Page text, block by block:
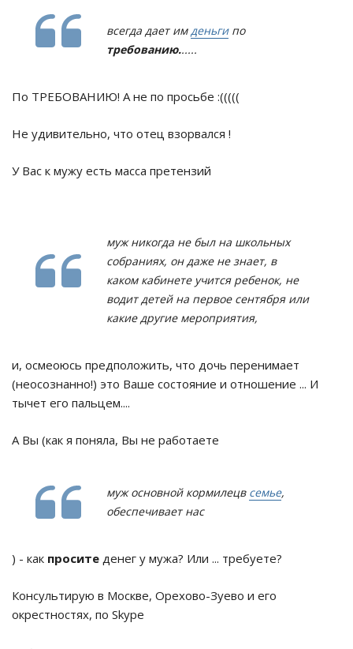
всегда дает имденьгипо
требованию......
По ТРЕБОВАНИЮ! А не по просьбе :(((((
Не удивительно, что отец взорвался !
У Вас к мужу есть масса претензий
муж никогда не был на школьных
собраниях, он даже не знает, в
каком кабинете учится ребенок, не
водит детей на первое сентября или
какие другие мероприятия,
и, осмеоюсь предположить, что дочь перенимает
(неосознанно!) это Ваше состояние и отношение ... И
тычет его пальцем....
А Вы (как я поняла, Вы не работаете
муж основной кормилецв семье,
обеспечивает нас
) - как просите денег у мужа? Или ... требуете?
Консультирую в Москве, Орехово-Зуево и его
окрестностях, по Skype